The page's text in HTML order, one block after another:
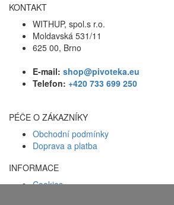
KONTAKT
WITHUP, spol.s r.o.
Moldavská 531/11
625 00, Brno
E-mail: shop@pivoteka.eu
Telefon: +420 733 699 250
PÉČE O ZÁKAZNÍKY
Obchodní podmínky
Doprava a platba
INFORMACE
Cookies